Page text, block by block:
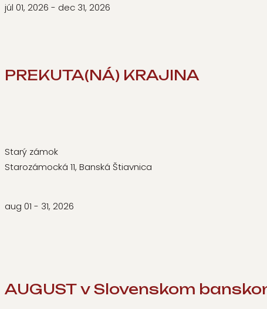
júl 01, 2026 - dec 31, 2026
PREKUTA(NÁ) KRAJINA
Starý zámok
Starozámocká 11, Banská Štiavnica
aug 01 - 31, 2026
AUGUST v Slovenskom